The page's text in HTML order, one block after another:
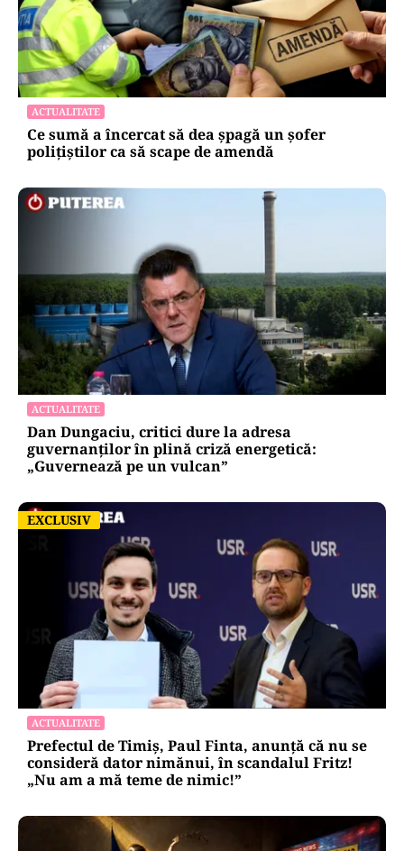
ACTUALITATE
Ce sumă a încercat să dea șpagă un șofer
polițiștilor ca să scape de amendă
ACTUALITATE
Dan Dungaciu, critici dure la adresa
guvernanților în plină criză energetică:
„Guvernează pe un vulcan”
EXCLUSIV
EXCLUSIV
ACTUALITATE
Prefectul de Timiș, Paul Finta, anunță că nu se
consideră dator nimănui, în scandalul Fritz!
„Nu am a mă teme de nimic!”